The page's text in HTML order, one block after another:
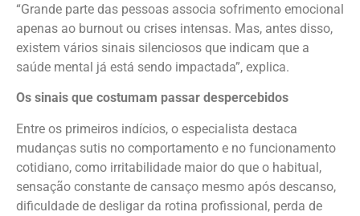
“Grande parte das pessoas associa sofrimento emocional
apenas ao burnout ou crises intensas. Mas, antes disso,
existem vários sinais silenciosos que indicam que a
saúde mental já está sendo impactada”, explica.
Os sinais que costumam passar despercebidos
Entre os primeiros indícios, o especialista destaca
mudanças sutis no comportamento e no funcionamento
cotidiano, como irritabilidade maior do que o habitual,
sensação constante de cansaço mesmo após descanso,
dificuldade de desligar da rotina profissional, perda de